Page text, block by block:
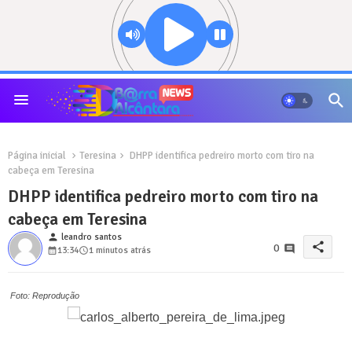
Página inicial Teresina
DHPP identifica pedreiro morto com tiro na
cabeça em Teresina
DHPP identifica pedreiro morto com tiro na
cabeça em Teresina
person leandro santos
13:34
1 minutos atrás 0 share
Foto: Reprodução